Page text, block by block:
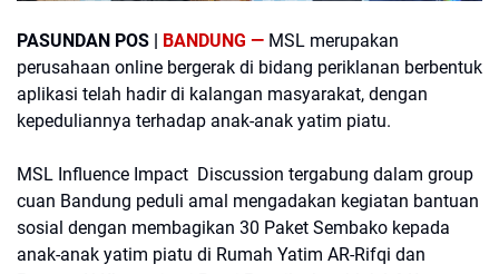
PASUNDAN POS | BANDUNG — MSL merupakan
perusahaan online bergerak di bidang periklanan berbentuk
aplikasi telah hadir di kalangan masyarakat, dengan
kepeduliannya terhadap anak-anak yatim piatu.
MSL Influence Impact Discussion tergabung dalam group
cuan Bandung peduli amal mengadakan kegiatan bantuan
sosial dengan membagikan 30 Paket Sembako kepada
anak-anak yatim piatu di Rumah Yatim AR-Rifqi dan